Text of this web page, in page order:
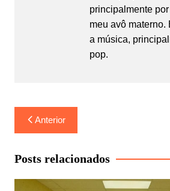
principalmente
meu avô materno.
a música,
pop.
Navegação
de
Post
Anterior
Posts relacionados